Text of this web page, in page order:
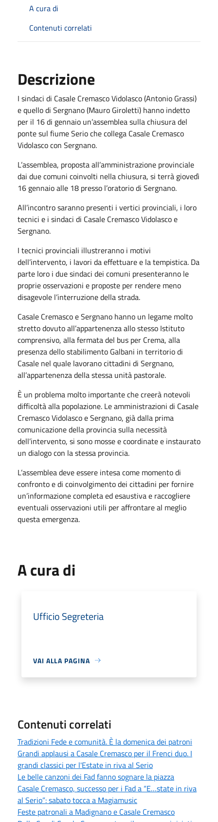
A cura di
Contenuti correlati
Descrizione
I sindaci di Casale Cremasco Vidolasco (Antonio Grassi)
e quello di Sergnano (Mauro Giroletti) hanno indetto
per il 16 di gennaio un’assemblea sulla chiusura del
ponte sul fiume Serio che collega Casale Cremasco
Vidolasco con Sergnano.
L’assemblea, proposta all’amministrazione provinciale
dai due comuni coinvolti nella chiusura, si terrà giovedì
16 gennaio alle 18 presso l’oratorio di Sergnano.
All’incontro saranno presenti i vertici provinciali, i loro
tecnici e i sindaci di Casale Cremasco Vidolasco e
Sergnano.
I tecnici provinciali illustreranno i motivi
dell’intervento, i lavori da effettuare e la tempistica. Da
parte loro i due sindaci dei comuni presenteranno le
proprie osservazioni e proposte per rendere meno
disagevole l’interruzione della strada.
Casale Cremasco e Sergnano hanno un legame molto
stretto dovuto all’appartenenza allo stesso Istituto
comprensivo, alla fermata del bus per Crema, alla
presenza dello stabilimento Galbani in territorio di
Casale nel quale lavorano cittadini di Sergnano,
all’appartenenza della stessa unità pastorale.
È un problema molto importante che creerà notevoli
difficoltà alla popolazione. Le amministrazioni di Casale
Cremasco Vidolasco e Sergnano, già dalla prima
comunicazione della provincia sulla necessità
dell’intervento, si sono mosse e coordinate e instaurato
un dialogo con la stessa provincia.
L’assemblea deve essere intesa come momento di
confronto e di coinvolgimento dei cittadini per fornire
un’informazione completa ed esaustiva e raccogliere
eventuali osservazioni utili per affrontare al meglio
questa emergenza.
A cura di
Ufficio Segreteria
VAI ALLA PAGINA
Contenuti correlati
Tradizioni Fede e comunità. È la domenica dei patroni
Grandi applausi a Casale Cremasco per il Frenci duo. I
grandi classici per l'Estate in riva al Serio
Le belle canzoni dei Fad fanno sognare la piazza
Casale Cremasco, successo per i Fad a “E…state in riva
al Serio”: sabato tocca a Magiamusic
Feste patronali a Madignano e Casale Cremasco